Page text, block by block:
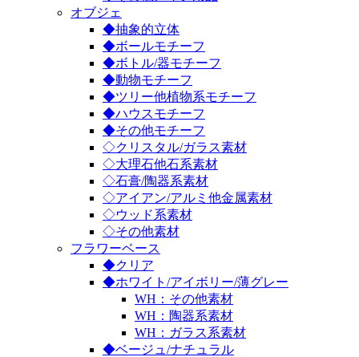
オブジェ
◆抽象的立体
◆ボールモチーフ
◆ボトル/器モチーフ
◆動物モチーフ
◆ツリー他植物系モチーフ
◆ハウスモチーフ
◆その他モチーフ
◇クリスタル/ガラス素材
◇大理石他石系素材
◇石膏/陶器系素材
◇アイアン/アルミ他金属素材
◇ウッド系素材
◇その他素材
フラワーベース
◆クリア
◆ホワイト/アイボリー/薄グレー
WH：その他素材
WH：陶器系素材
WH：ガラス系素材
◆ベージュ/ナチュラル